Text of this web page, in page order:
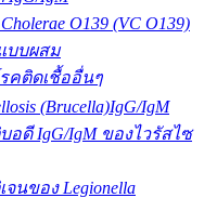
O139 (VC O139)
บบผสม
คติดเชื้ออื่นๆ
(Brucella)IgG/IgM
ดี IgG/IgM ของไวรัสไซ
นของ Legionella